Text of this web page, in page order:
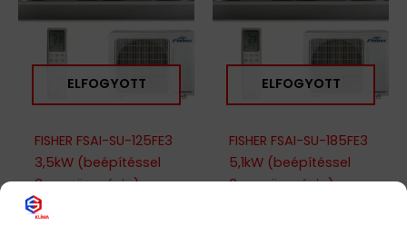
ELFOGYOTT
FISHER FSAI-SU-125FE3
3,5kW (beépítéssel
3m csövezésig)
309.000
Elfogyott
ELFOGYOTT
FISHER FSAI-SU-185FE3
5,1kW (beépítéssel
3m csövezésig)